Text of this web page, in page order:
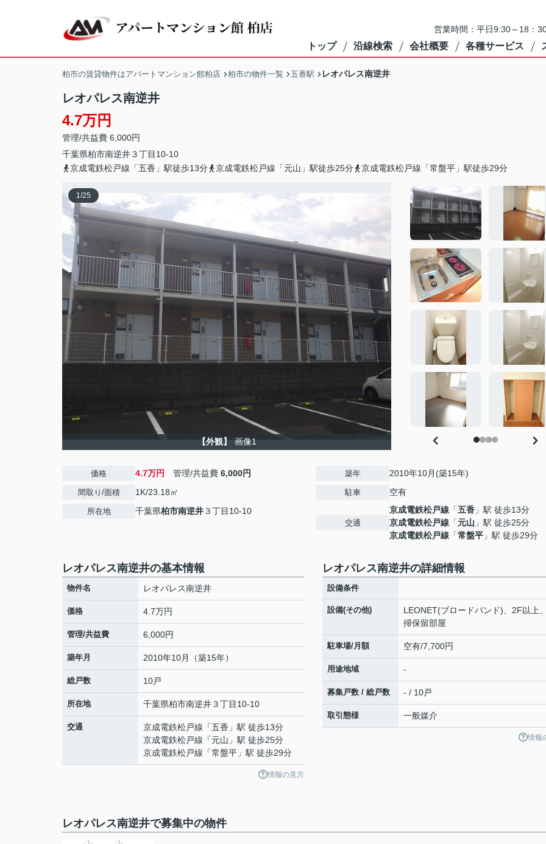
営業時間：平日9:30～18：
トップ 沿線検索 会社概要 各種サービス
柏市の賃貸物件はアパートマンション館柏店 柏市の物件一覧 五香駅 レオパレス南逆井
レオパレス南逆井
4.7万円
管理/共益費 6,000円
千葉県柏市南逆井３丁目10-10
京成電鉄松戸線「五香」駅徒歩13分
京成電鉄松戸線「元山」駅徒歩25分 京成電鉄松戸線「常盤平」駅徒歩29分
1/25
【外観】 画像1
価格 4.7万円 管理/共益費 6,000円
間取り/面積 1K/23.18㎡
所在地 千葉県柏市南逆井３丁目10-10
築年 2010年10月(築15年)
駐車 空有
交通
京成電鉄松戸線 「五香 」駅 徒歩13分
京成電鉄松戸線 「元山 」駅 徒歩25分
京成電鉄松戸線 「常盤平 」駅 徒歩29分
レオパレス南逆井の基本情報
物件名 レオパレス南逆井
価格 4.7万円
管理/共益費 6,000円
築年月 2010年10月（築15年）
総戸数 10戸
所在地 千葉県柏市南逆井３丁目10-10
交通 京成電鉄松戸線 「五香 」駅 徒歩13分
京成電鉄松戸線 「元山 」駅 徒歩25分
京成電鉄松戸線 「常盤平 」駅 徒歩29分
情報の見方
レオパレス南逆井の詳細情報
設備条件
設備(その他)
LEONET(ブロードバンド)、2F以上
掃保留部屋
駐車場/月額 空有/7,700円
用途地域 -
募集戸数 / 総戸数 - / 10戸
取引態様 一般媒介
情報
レオパレス南逆井で募集中の物件